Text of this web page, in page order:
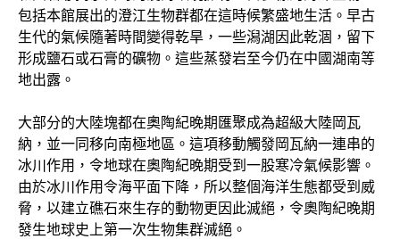
包括本館展出的澄江生物群都在這時候繁盛地生活。早古
生代的氣候隨著時間變得乾旱，一些潟湖因此乾涸，留下
形成鹽石或石膏的礦物。這些蒸發岩至今仍在中國湖南等
地出露。
大部分的大陸塊都在奧陶紀晚期匯聚成為超級大陸岡瓦
納，並一同移向南極地區。這項移動觸發岡瓦納一連串的
冰川作用，令地球在奧陶紀晚期受到一股寒冷氣候影響。
由於冰川作用令海平面下降，所以整個海洋生態都受到威
脅，以建立礁石來生存的動物更因此滅絕，令奧陶紀晚期
發生地球史上第一次生物集群滅絕。